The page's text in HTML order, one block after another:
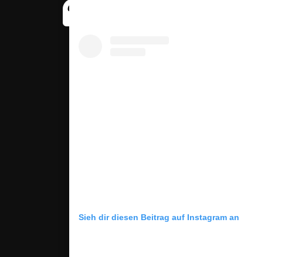
Sieh dir diesen Beitrag auf Instagram an